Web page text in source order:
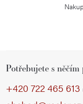
Potřebujete s
+420 722 465 613